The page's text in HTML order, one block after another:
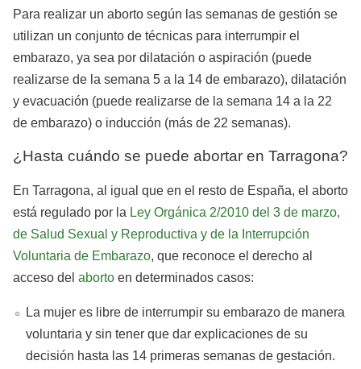
Para realizar un aborto según las semanas de gestión se
utilizan un conjunto de técnicas para interrumpir el
embarazo, ya sea por dilatación o aspiración (puede
realizarse de la semana 5 a la 14 de embarazo), dilatación
y evacuación (puede realizarse de la semana 14 a la 22
de embarazo) o inducción (más de 22 semanas).
¿Hasta cuándo se puede abortar en Tarragona?
En Tarragona, al igual que en el resto de España, el aborto
está regulado por la Ley Orgánica 2/2010 del 3 de marzo,
de Salud Sexual y Reproductiva y de la Interrupción
Voluntaria de Embarazo, que reconoce el derecho al
acceso del aborto en determinados casos:
La mujer es libre de interrumpir su embarazo de manera
voluntaria y sin tener que dar explicaciones de su
decisión hasta las 14 primeras semanas de gestación.